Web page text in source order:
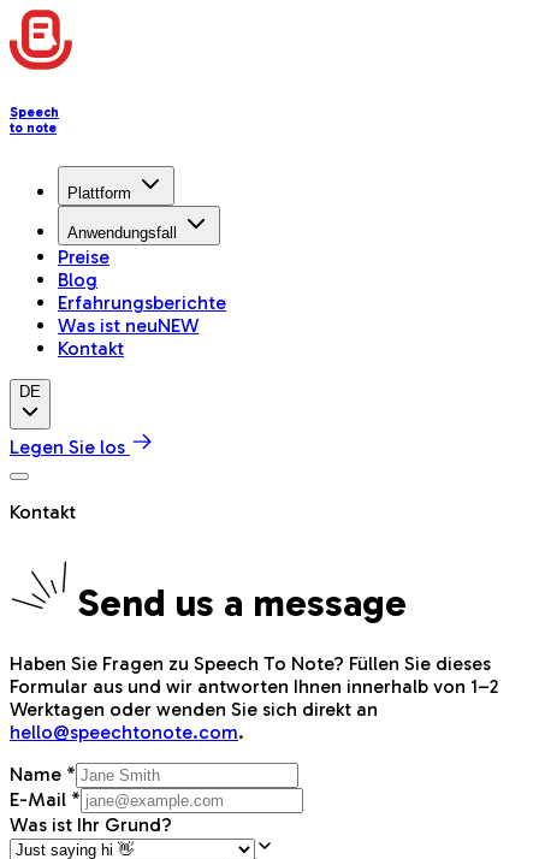
Speech
to note
Plattform
Anwendungsfall
Preise
Blog
Erfahrungsberichte
Was ist neuNEW
Kontakt
DE
Legen Sie los
Kontakt
Send us a message
Haben Sie Fragen zu Speech To Note? Füllen Sie dieses
Formular aus und wir antworten Ihnen innerhalb von 1–2
Werktagen oder wenden Sie sich direkt an
hello@speechtonote.com.
Name *
E-Mail *
Was ist Ihr Grund?